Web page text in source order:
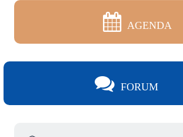
AGENDA
FORUM